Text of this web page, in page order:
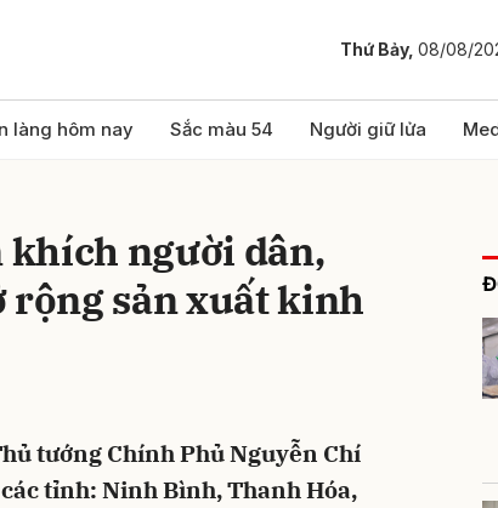
Thứ Bảy, 08/08/
làng hôm nay Sắc màu 54 Người giữ lửa
khích người dân,
rộng sản xuất kinh
tướng Chính Phủ Nguyễn Chí
tỉnh: Ninh Bình, Thanh Hóa,
luận